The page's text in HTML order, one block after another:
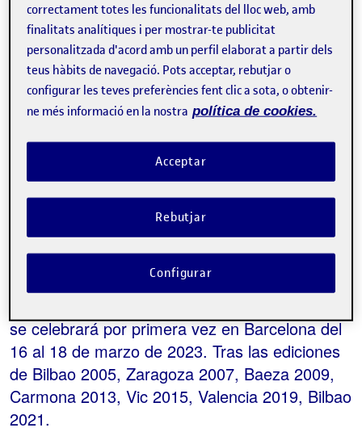
Sobre l'esdeveniment
Categories: Economia
economía feminista
se celebrará por primera vez en Barcelona del
16 al 18 de marzo de 2023. Tras las ediciones
de Bilbao 2005, Zaragoza 2007, Baeza 2009,
Carmona 2013, Vic 2015, Valencia 2019, Bilbao
2021.
correctament totes les funcionalitats del lloc web, amb
finalitats analítiques i per mostrar-te publicitat
personalitzada d'acord amb un perfil elaborat a partir dels
teus hàbits de navegació. Pots acceptar, rebutjar o
configurar les teves preferències fent clic a sota, o obtenir-
ne més informació en la nostra política de cookies.
Rebutjar
Acceptar
Configurar